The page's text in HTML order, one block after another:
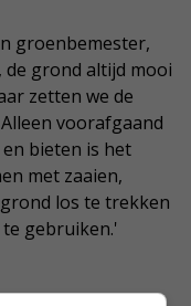
groenbemester,
de grond altijd mooi
zetten we de
voorafgaand
bieten is het
met zaaien,
los te trekken
gebruiken.'